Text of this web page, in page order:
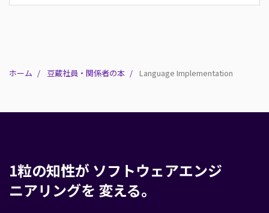
ホーム 豆蔵社員・関係者の本 Language Implementation
1粒の知性が ソフトウェアエンジ
ニアリングを 変える。